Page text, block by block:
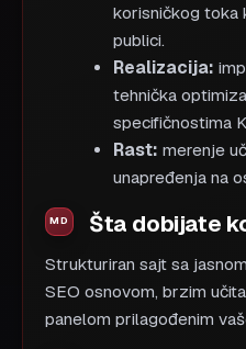
korisničkog toka
publici.
Realizacija:
tehnička
specifičnostima
Rast: merenje
unapređenja na
Šta dobijate
Strukturiran sajt sa
SEO osnovom, brzim
panelom prilagođenim